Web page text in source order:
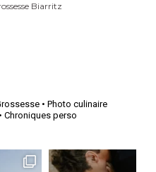
Biarritz
• Photo culinaire
• Chroniques perso